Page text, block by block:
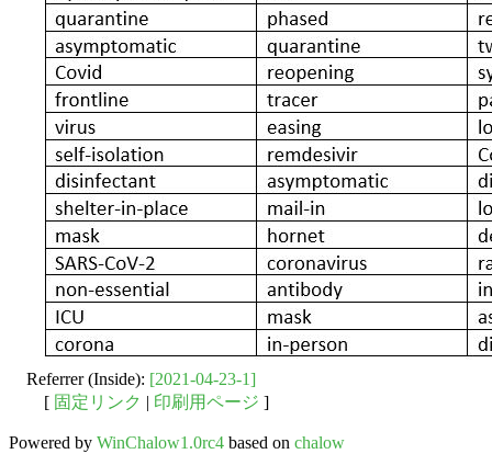
Referrer (Inside): [2021-04-23-1]
[ 固定リンク | 印刷用ページ ]
Powered by WinChalow1.0rc4 based on chalow